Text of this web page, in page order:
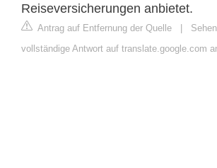
Reiseversicherungen anbietet.
Antrag auf Entfernung der Quelle |
vollständige Antwort auf translate.google.com